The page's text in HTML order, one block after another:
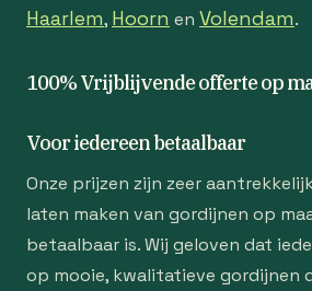
Haarlem, Hoorn en Volendam.
100% Vrijblijvende offerte op
Voor iedereen betaalbaar
Onze prijzen zijn zeer
laten maken van gordijnen op
betaalbaar is. Wij geloven dat
op mooie, kwalitatieve gordijnen